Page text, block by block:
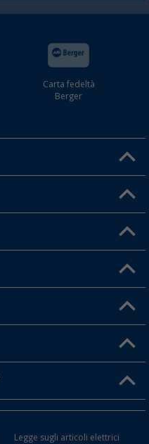
Carta fedeltà
Berger
Legge sugli articoli elettrici